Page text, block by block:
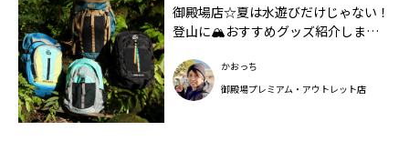
御殿場店☆夏は水遊びだけじゃない！
登山に🏔おすすめグッズ紹介します✨
かおっち
御殿場プレミアム・アウトレット店